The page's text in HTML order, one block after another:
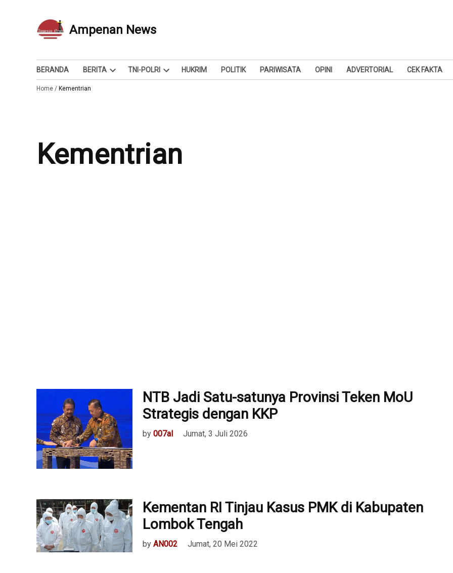
Ampenan News
Berita dan Info
BERANDA BERITA
Open
TNI-POLRI
Open
HUKRIM POLITIK PARIWISATA OPINI ADVERTORIAL CEK FAKTA
Home / Kementrian
Kementrian
NTB Jadi Satu-satunya Provinsi Teken MoU
Strategis dengan KKP
by 007al Jumat, 3 Juli 2026
Kementan RI Tinjau Kasus PMK di Kabupaten
Lombok Tengah
by AN002 Jumat, 20 Mei 2022